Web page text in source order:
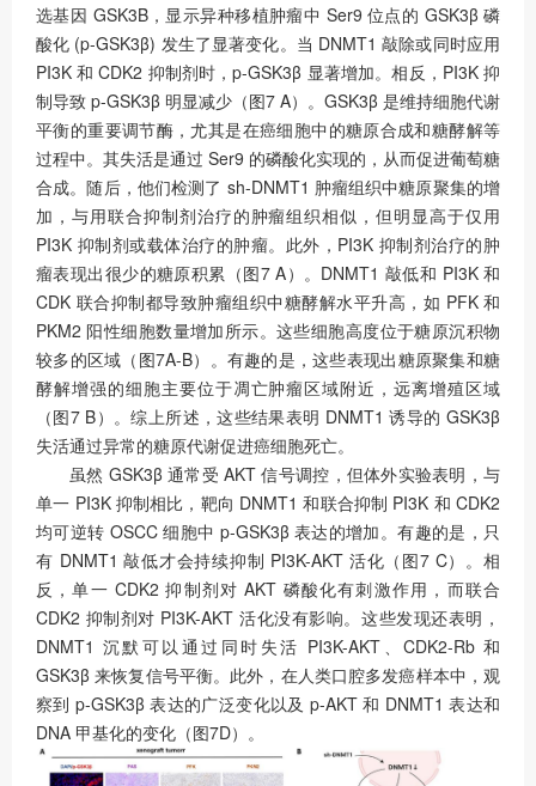
选基因 GSK3B，显示异种移植肿瘤中 Ser9 位点的 GSK3β 磷
酸化 (p-GSK3β) 发生了显著变化。当 DNMT1 敲除或同时应用
PI3K 和 CDK2 抑制剂时，p-GSK3β 显著增加。相反，PI3K 抑
制导致 p-GSK3β 明显减少（图7 A）。GSK3β 是维持细胞代谢
平衡的重要调节酶，尤其是在癌细胞中的糖原合成和糖酵解等
过程中。其失活是通过 Ser9 的磷酸化实现的，从而促进葡萄糖
合成。随后，他们检测了 sh-DNMT1 肿瘤组织中糖原聚集的增
加，与用联合抑制剂治疗的肿瘤组织相似，但明显高于仅用
PI3K 抑制剂或载体治疗的肿瘤。此外，PI3K 抑制剂治疗的肿
瘤表现出很少的糖原积累（图7 A）。DNMT1 敲低和 PI3K 和
CDK 联合抑制都导致肿瘤组织中糖酵解水平升高，如 PFK 和
PKM2 阳性细胞数量增加所示。这些细胞高度位于糖原沉积物
较多的区域（图7A-B）。有趣的是，这些表现出糖原聚集和糖
酵解增强的细胞主要位于凋亡肿瘤区域附近，远离增殖区域
（图7 B）。综上所述，这些结果表明 DNMT1 诱导的 GSK3β
失活通过异常的糖原代谢促进癌细胞死亡。
虽然 GSK3β 通常受 AKT 信号调控，但体外实验表明，与
单一 PI3K 抑制相比，靶向 DNMT1 和联合抑制 PI3K 和 CDK2
均可逆转 OSCC 细胞中 p-GSK3β 表达的增加。有趣的是，只
有 DNMT1 敲低才会持续抑制 PI3K-AKT 活化（图7 C）。相
反，单一 CDK2 抑制剂对 AKT 磷酸化有刺激作用，而联合
CDK2 抑制剂对 PI3K-AKT 活化没有影响。这些发现还表明，
DNMT1 沉默可以通过同时失活 PI3K-AKT、CDK2-Rb 和
GSK3β 来恢复信号平衡。此外，在人类口腔多发癌样本中，观
察到 p-GSK3β 表达的广泛变化以及 p-AKT 和 DNMT1 表达和
DNA 甲基化的变化（图7D）。